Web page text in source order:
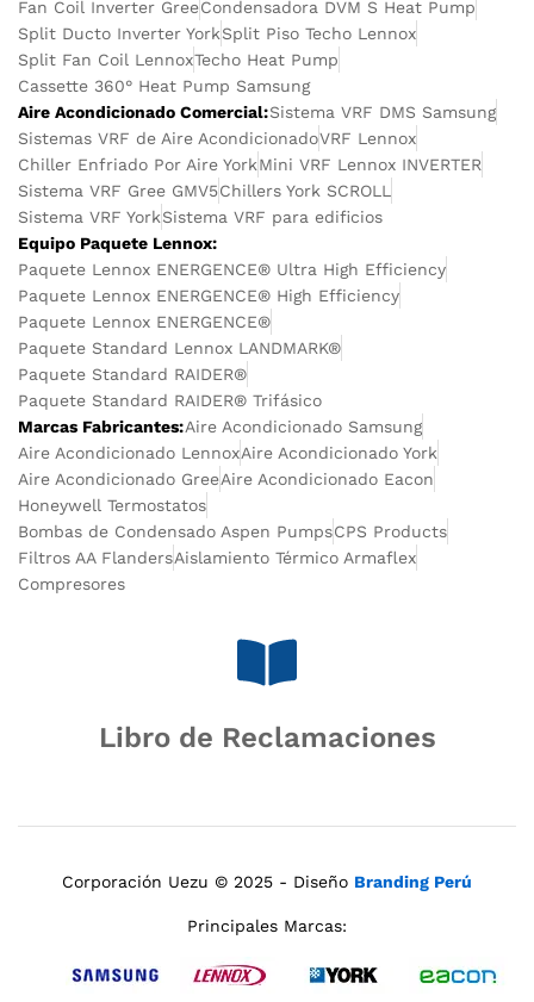
Fan Coil Inverter GreeCondensadora DVM S Heat Pump
Split Ducto Inverter YorkSplit Piso Techo Lennox
Split Fan Coil LennoxTecho Heat Pump
Cassette 360° Heat Pump Samsung
Aire Acondicionado Comercial:Sistema VRF DMS Samsung
Sistemas VRF de Aire AcondicionadoVRF Lennox
Chiller Enfriado Por Aire YorkMini VRF Lennox INVERTER
Sistema VRF Gree GMV5Chillers York SCROLL
Sistema VRF YorkSistema VRF para edificios
Equipo Paquete Lennox:
Paquete Lennox ENERGENCE® Ultra High Efficiency
Paquete Lennox ENERGENCE® High Efficiency
Paquete Lennox ENERGENCE®
Paquete Standard Lennox LANDMARK®
Paquete Standard RAIDER®
Paquete Standard RAIDER® Trifásico
Marcas Fabricantes:Aire Acondicionado Samsung
Aire Acondicionado LennoxAire Acondicionado York
Aire Acondicionado GreeAire Acondicionado Eacon
Honeywell Termostatos
Bombas de Condensado Aspen PumpsCPS Products
Filtros AA FlandersAislamiento Térmico Armaflex
Compresores
Libro de Reclamaciones
Corporación Uezu © 2025 - Diseño Branding Perú
Principales Marcas: